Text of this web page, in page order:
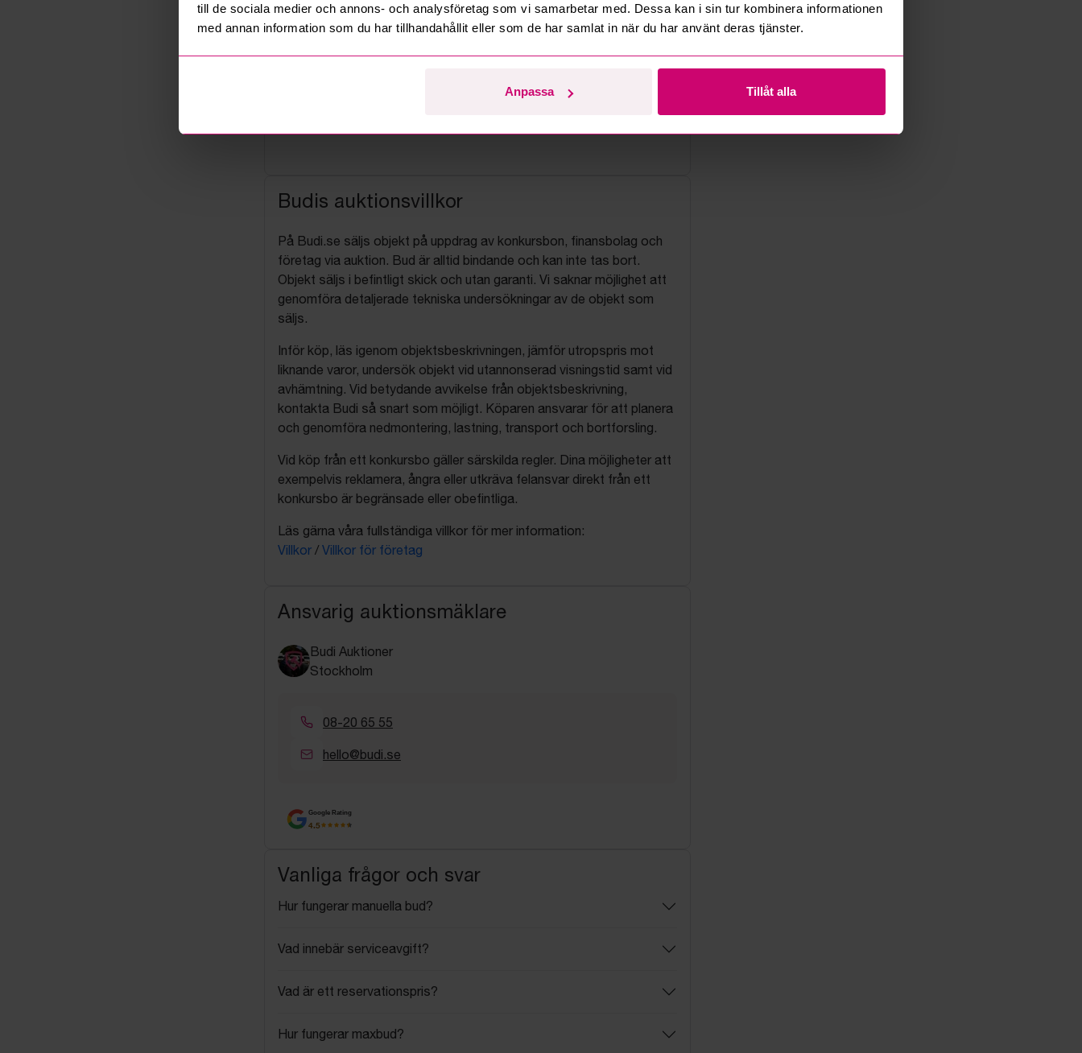
till de sociala medier och annons- och analysföretag som vi samarbetar med. Dessa kan i sin tur kombinera informationen
med annan information som du har tillhandahållit eller som de har samlat in när du har använt deras tjänster.
Anpassa Tillåt alla
Budis auktionsvillkor
På Budi.se säljs objekt på uppdrag av konkursbon, finansbolag och
företag via auktion. Bud är alltid bindande och kan inte tas bort.
Objekt säljs i befintligt skick och utan garanti. Vi saknar möjlighet att
genomföra detaljerade tekniska undersökningar av de objekt som
säljs.
Inför köp, läs igenom objektsbeskrivningen, jämför utropspris mot
liknande varor, undersök objekt vid utannonserad visningstid samt vid
avhämtning. Vid betydande avvikelse från objektsbeskrivning,
kontakta Budi så snart som möjligt. Köparen ansvarar för att planera
och genomföra nedmontering, lastning, transport och bortforsling.
Vid köp från ett konkursbo gäller särskilda regler. Dina möjligheter att
exempelvis reklamera, ångra eller utkräva felansvar direkt från ett
konkursbo är begränsade eller obefintliga.
Läs gärna våra fullständiga villkor för mer information:
Villkor / Villkor för företag
Ansvarig auktionsmäklare
Budi Auktioner
Stockholm
08-20 65 55
hello@budi.se
Google Rating
4.5
Vanliga frågor och svar
Hur fungerar manuella bud?
Vad innebär serviceavgift?
Vad är ett reservationspris?
Hur fungerar maxbud?